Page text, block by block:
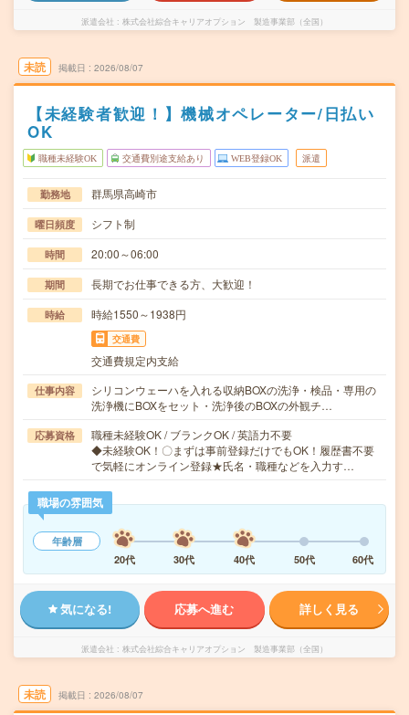
派遣会社 株式会社綜合キャリアオプション 製造事業部（全国）
未読 掲載日 2026/08/07
【未経験者歓迎！】機械オペレーター/日払い
OK
職種未経験OK 交通費別途支給あり WEB登録OK 派遣
勤務地 群馬県高崎市
曜日頻度 シフト制
時間 20:00～06:00
期間 長期でお仕事できる方、大歓迎！
時給 時給1550～1938円
交通費
交通費規定内支給
仕事内容
シリコンウェーハを入れる収納BOXの洗浄・検品・専用の
洗浄機にBOXをセット・洗浄後のBOXの外観チ…
応募資格
職種未経験OK / ブランクOK / 英語力不要
◆未経験OK！〇まずは事前登録だけでもOK！履歴書不要
で気軽にオンライン登録★氏名・職種などを入力す…
職場の雰囲気
年齢層
20代
30代 40代 50代 60代
気になる! 応募へ進む 詳しく見る
派遣会社 株式会社綜合キャリアオプション 製造事業部（全国）
未読 掲載日 2026/08/07